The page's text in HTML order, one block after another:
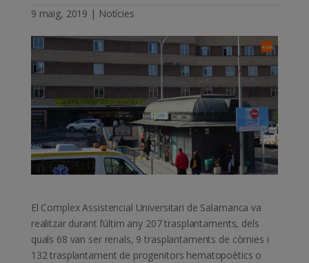
9 maig, 2019 | Notícies
El Complex Assistencial Universitari de Salamanca va
realitzar durant l’últim any 207 trasplantaments, dels
quals 68 van ser renals, 9 trasplantaments de còrnies i
132 trasplantament de progenitors hematopoètics o